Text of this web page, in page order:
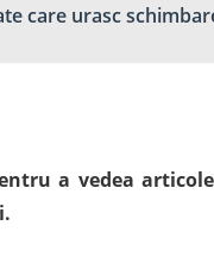
care urasc
a vedea